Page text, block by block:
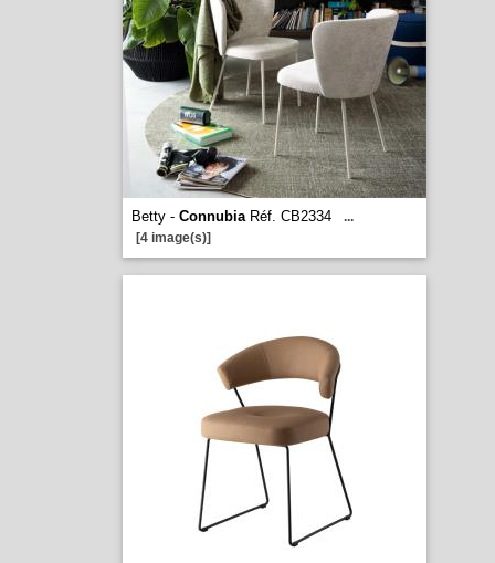
Betty - ConnubiaRéf. CB2334
...
[4 image(s)]